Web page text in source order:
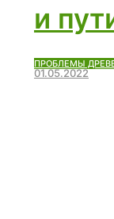
и
ПРОБЛЕМЫ
01.05.2022